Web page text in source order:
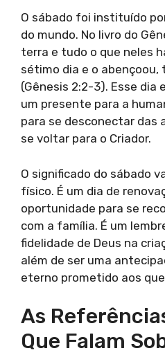
O sábado foi instituído
do mundo. No livro do
terra e tudo o que neles
sétimo dia e o
(Gênesis 2:2-3). Esse dia
um presente para a
para se desconectar das
se voltar para o Criador.
O significado do sábado
físico. É um dia de
oportunidade para se
com a família. É um
fidelidade de Deus na
além de ser uma
eterno prometido aos
As
Que Falam